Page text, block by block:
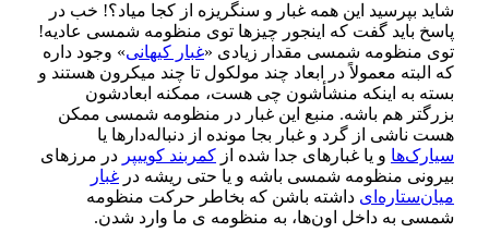
شاید بپرسید این همه غبار و سنگریزه از کجا میاد؟! خب در
پاسخ باید گفت که اینجور چیزها توی منظومه شمسی عادیه!
توی منظومه شمسی مقدار زیادی «غبار کیهانی» وجود داره
که البته معمولاً در ابعاد چند مولکول تا چند میکرون هستند و
بسته به اینکه منشأشون چی هست، ممکنه ابعادشون
بزرگتر هم باشه. منبع این غبار در منظومه شمسی ممکن
هست ناشی از گرد و غبار بجا مونده از دنباله‌دارها یا
سیارک‌ها و یا غبارهای جدا شده از کمربند کوییپر در مرزهای
بیرونی منظومه شمسی باشه و یا حتی ریشه در غبار
میان‌ستاره‌ای داشته باشن که بخاطر حرکت منظومه
شمسی به داخل اون‌ها، به منظومه ی ما وارد شدن.